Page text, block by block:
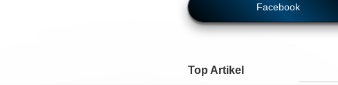
Facebook
Top Artikel